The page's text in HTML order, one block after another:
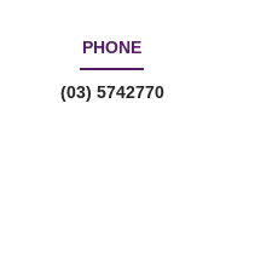
PHONE
(03) 5742770